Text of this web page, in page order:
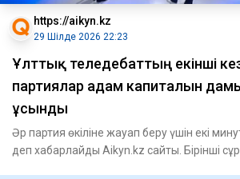
https://aikyn.kz
29 Шілде 2026 22:23
Ұлттық теледебаттың екінші
партиялар адам капиталын
ұсынды
Әр партия өкіліне жауап беру үшін екі
деп хабарлайды Aikyn.kz сайты. Бірінші